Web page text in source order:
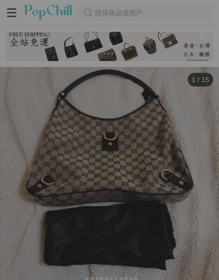
搜尋商品或用戶
1 / 15